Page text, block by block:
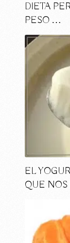
DIETA
PESO …
EL
QUE